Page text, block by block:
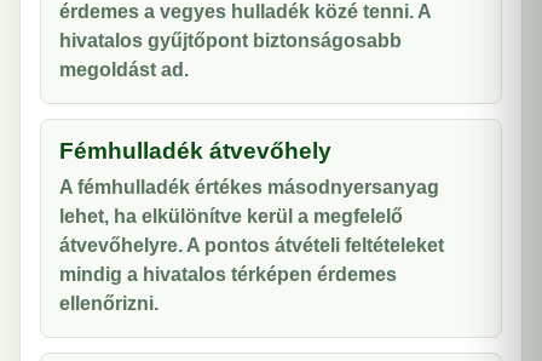
érdemes a vegyes hulladék közé tenni. A
hivatalos gyűjtőpont biztonságosabb
megoldást ad.
Fémhulladék átvevőhely
A fémhulladék értékes másodnyersanyag
lehet, ha elkülönítve kerül a megfelelő
átvevőhelyre. A pontos átvételi feltételeket
mindig a hivatalos térképen érdemes
ellenőrizni.